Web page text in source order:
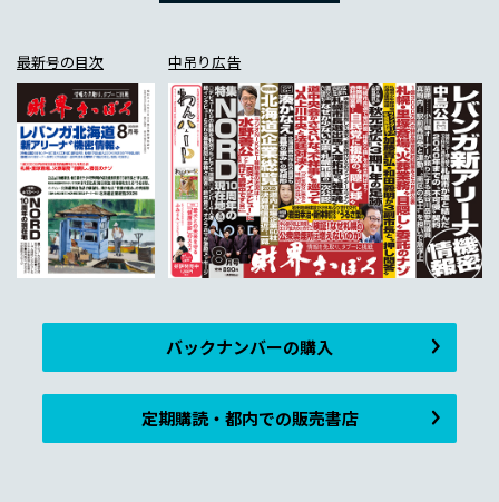
最新号の目次 中吊り広告
バックナンバーの購入
定期購読・都内での販売書店